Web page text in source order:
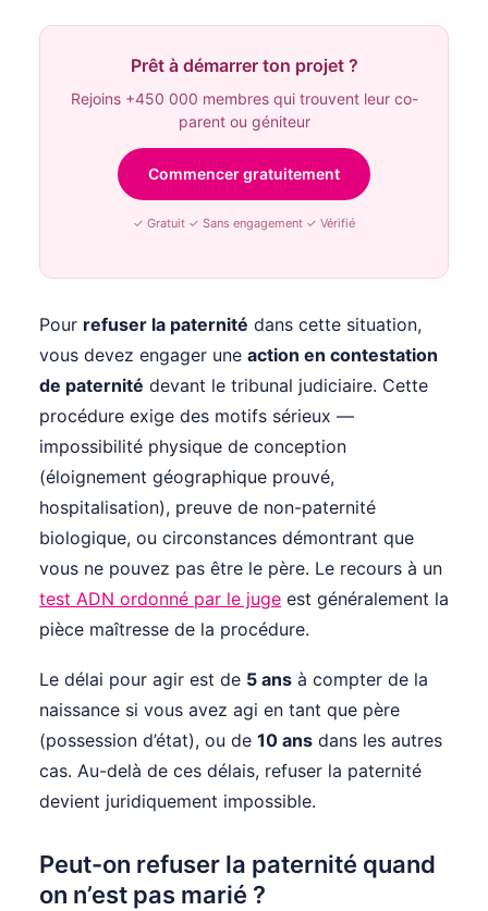
Prêt à démarrer ton projet ?
Rejoins +450 000 membres qui trouvent leur co-
parent ou géniteur
Commencer gratuitement
✓ Gratuit ✓ Sans engagement ✓ Vérifié
Pour refuser la paternité dans cette situation,
vous devez engager une action en contestation
de paternité devant le tribunal judiciaire. Cette
procédure exige des motifs sérieux —
impossibilité physique de conception
(éloignement géographique prouvé,
hospitalisation), preuve de non-paternité
biologique, ou circonstances démontrant que
vous ne pouvez pas être le père. Le recours à un
test ADN ordonné par le juge est généralement la
pièce maîtresse de la procédure.
Le délai pour agir est de 5 ans à compter de la
naissance si vous avez agi en tant que père
(possession d’état), ou de 10 ans dans les autres
cas. Au-delà de ces délais, refuser la paternité
devient juridiquement impossible.
Peut-on refuser la paternité quand
on n’est pas marié ?